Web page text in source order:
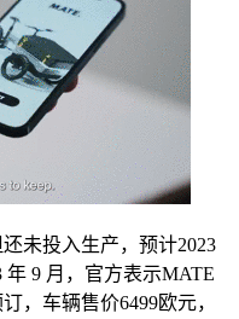
未投入生产，预计2023
9 月，官方表示MATE
，车辆售价6499欧元，